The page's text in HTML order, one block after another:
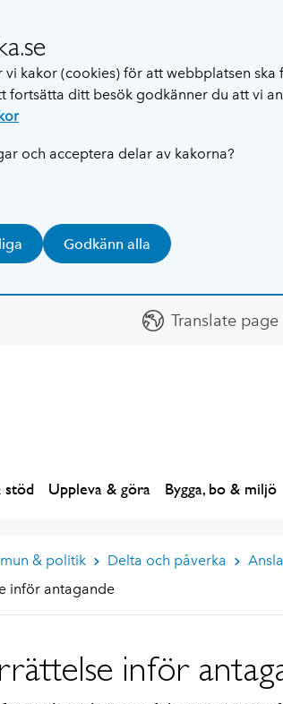
vi kakor (cookies) för att webbplatsen
fortsätta ditt besök godkänner du att vi
och acceptera delar av kakorna?
Godkänn alla
Translate page
stöd Uppleva & göra Bygga, bo & miljö
& politik Delta och påverka
inför antagande
inför